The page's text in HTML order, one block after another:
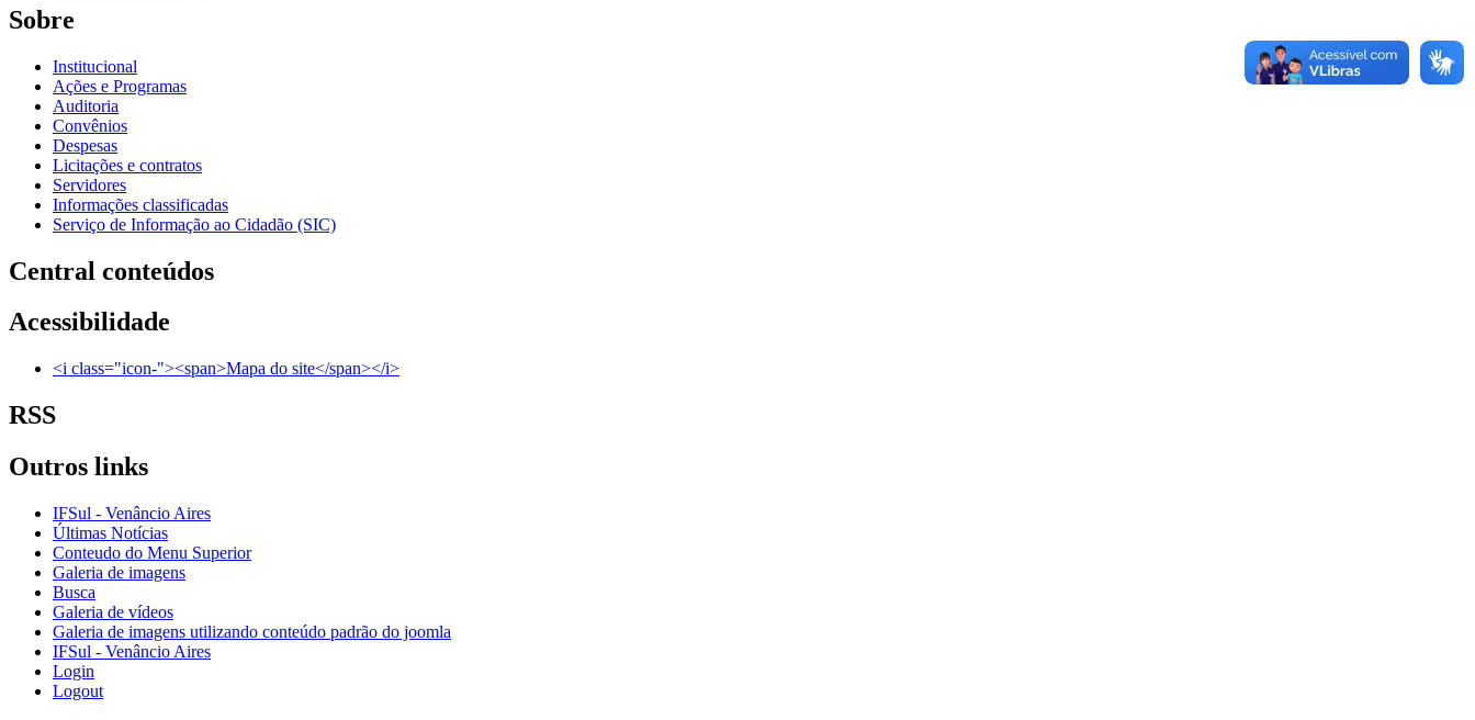
Sobre
Institucional
Ações e Programas
Auditoria
Convênios
Despesas
Licitações e contratos
Servidores
Informações classificadas
Serviço de Informação ao Cidadão (SIC)
Central conteúdos
Acessibilidade
<i class="icon-"><span>Mapa do site</span></i>
RSS
Outros links
IFSul - Venâncio Aires
Últimas Notícias
Conteudo do Menu Superior
Galeria de imagens
Busca
Galeria de vídeos
Galeria de imagens utilizando conteúdo padrão do joomla
IFSul - Venâncio Aires
Login
Logout